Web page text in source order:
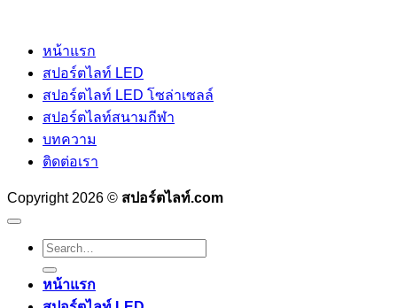
หน้าแรก
สปอร์ตไลท์ LED
สปอร์ตไลท์ LED โซล่าเซลล์
สปอร์ตไลท์สนามกีฬา
บทความ
ติดต่อเรา
Copyright 2026 © สปอร์ตไลท์.com
Search
for:
หน้าแรก